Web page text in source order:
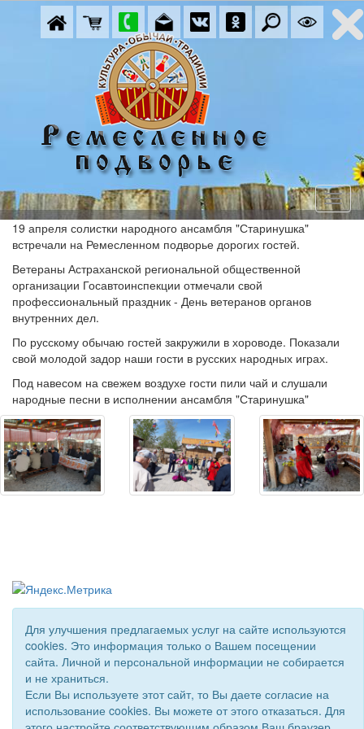
19 апреля солистки народного ансамбля "Старинушка"
встречали на Ремесленном подворье дорогих гостей.
Ветераны Астраханской региональной общественной
организации Госавтоинспекции отмечали свой
профессиональный праздник - День ветеранов органов
внутренних дел.
По русскому обычаю гостей закружили в хороводе. Показали
свой молодой задор наши гости в русских народных играх.
Под навесом на свежем воздухе гости пили чай и слушали
народные песни в исполнении ансамбля "Старинушка"
© 2018 - 2026 Подворье . Все права защищены.
Сайт создан при поддержке «Информационная сеть RD
Для улучшения предлагаемых услуг на сайте используются
cookies. Это информация только о Вашем посещении
сайта. Личной и персональной информации не собирается
и не храниться.
Если Вы используете этот сайт, то Вы даете согласие на
использование cookies. Вы можете от этого отказаться. Для